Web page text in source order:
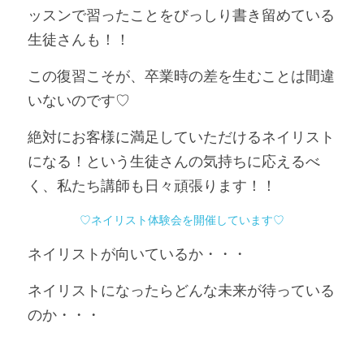
ッスンで習ったことをびっしり書き留めている
生徒さんも！！
この復習こそが、卒業時の差を生むことは間違
いないのです♡
絶対にお客様に満足していただけるネイリスト
になる！という生徒さんの気持ちに応えるべ
く、私たち講師も日々頑張ります！！
♡ネイリスト体験会を開催しています♡
ネイリストが向いているか・・・
ネイリストになったらどんな未来が待っている
のか・・・